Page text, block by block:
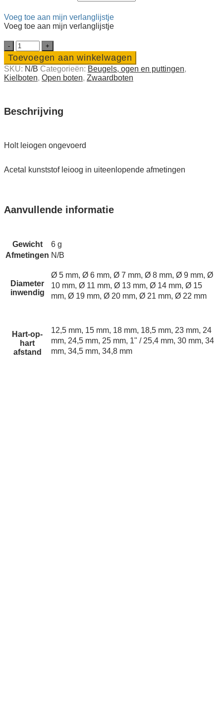
Voeg toe aan mijn verlanglijstje
Voeg toe aan mijn verlanglijstje
Holt
leiogen
ongevoerd
quantity
Toevoegen aan winkelwagen
SKU: N/B Categorieën: Beugels, ogen en puttingen,
Kielboten, Open boten, Zwaard­boten
Beschrijving
Holt leiogen ongevoerd
Acetal kunststof leioog in uiteenlopende afmetingen
Aanvullende informatie
Gewicht
6 g
Afmetingen N/B
Diameter
inwendig
Ø 5 mm, Ø 6 mm, Ø 7 mm, Ø 8 mm, Ø 9 mm, Ø
10 mm, Ø 11 mm, Ø 13 mm, Ø 14 mm, Ø 15
mm, Ø 19 mm, Ø 20 mm, Ø 21 mm, Ø 22 mm
Hart-op-
hart
afstand
12,5 mm, 15 mm, 18 mm, 18,5 mm, 23 mm, 24
mm, 24,5 mm, 25 mm, 1" / 25,4 mm, 30 mm, 34
mm, 34,5 mm, 34,8 mm